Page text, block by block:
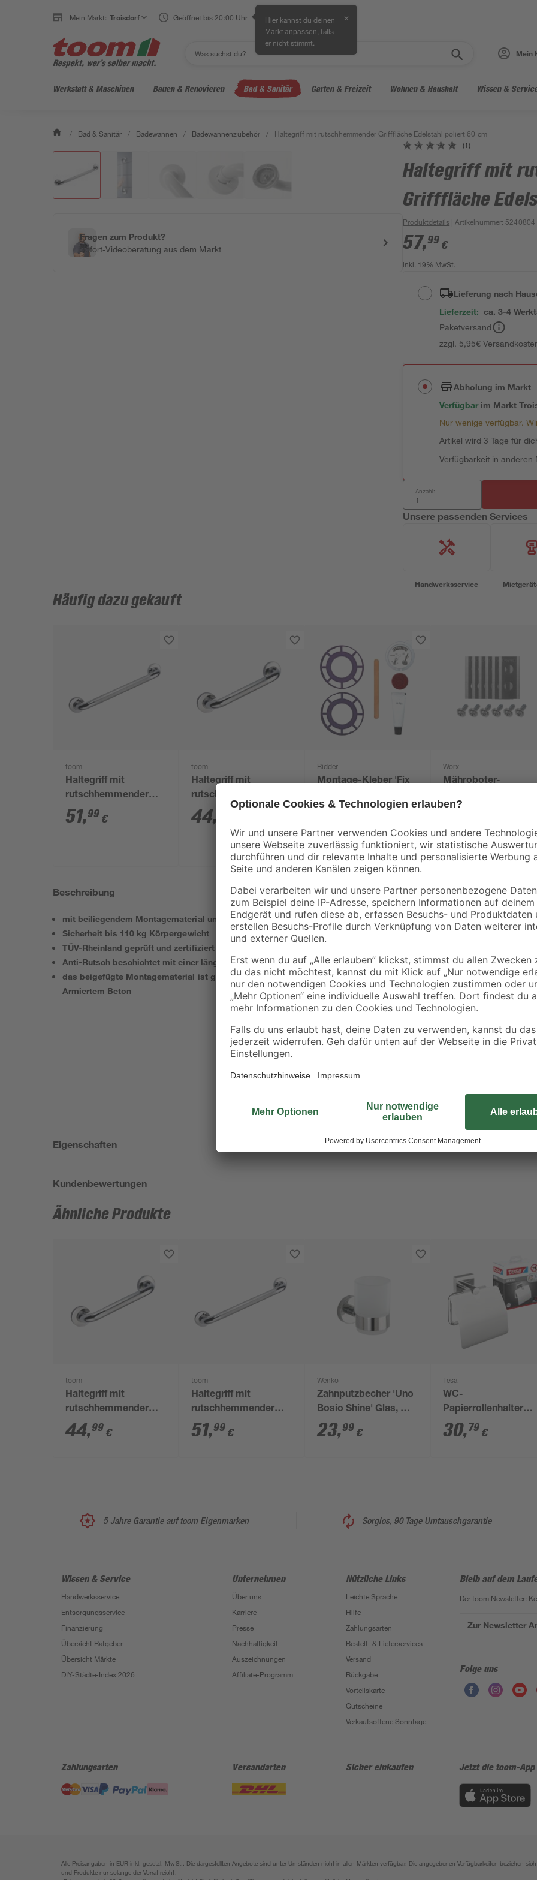
Mein Markt: Troisdorf Geöffnet bis 20:00 Uhr Hier kannst du deinen
Markt anpassen , falls
er nicht stimmt.
✕
Mein
Werkstatt & Maschinen Bauen & Renovieren Bad & Sanitär Garten & Freizeit Wohnen & Haushalt Wissen &
/ Bad & Sanitär / Badewannen / Badewannenzubehör / Haltegriff mit rutschhemmender Grifffläche Edelstahl poliert 60 cm
Fragen zum Produkt?
Sofort-Videoberatung aus dem Markt
(1)
Haltegriff mit
Grifffläche
Produktdetails | Artikelnummer: 5240804
57,99 €
inkl. 19% MwSt.
Lieferung nach
Lieferzeit: ca. 3-4
Paketversand
zzgl. 5,95€
Abholung im Markt
Verfügbar im Markt
Nur wenige verfügbar.
Artikel wird 3 Tage für
Verfügbarkeit in anderen
Anzahl:
Unsere passenden Services
Handwerksservice
Häufig dazu gekauft
toom
Haltegriff mit
rutschhemmender
Grifffläche Edelstahl
poliert bis 110 kg 45
51,99 €
toom
Haltegriff mit
rutschhemmender
Grifffläche Edelstahl
poliert 30 cm
44,
Ridder
Montage-Kleber 'Fix
ohne Bohren' weiß,
Worx
Mähroboter-
'Landroid' langlebig 6
Beschreibung
mit beiliegendem Montagematerial und Montageanleitung
Sicherheit bis 110 kg Körpergewicht
TÜV-Rheinland geprüft und zertifiziert
Anti-Rutsch beschichtet mit einer länge von 60 cm
das beigefügte Montagematerial ist geeignet für eine Befestigung an Vollziegel oder
Armiertem Beton
'Stets alles im Griff – mit den
setzen, denn dieser sichere und
schon vor dem Einstieg zu
dieser formschöne Wannengriff
„stilsicher". Die TÜV geprüfte
ergonomisch geformte und
sicheren Halt beim Ein- und
Material sorgt dafür, dass es kein
auf optische Aspekte wurde bei
Denn die Edelstahlschrauben
Wand, sie sind zudem nach der
RIDDER-Haltegriff mit
einfach und hygienisch zu
Montagehinweis: Das
Vollziegel M20 oder Armiertem
Befestigungstechnik
Eigenschaften
Kundenbewertungen
Ähnliche Produkte
toom
Haltegriff mit
rutschhemmender
Grifffläche Edelstahl
poliert 30 cm
44,99 €
toom
Haltegriff mit
rutschhemmender
Grifffläche Edelstahl
poliert bis 110 kg 45
51,99 €
Wenko
Zahnputzbecher 'Uno
Bosio Shine' Glas, mit
Halterung
23,99 €
Tesa
WC-
Papierrollenhalter
'Ekkro'
hochglanzverchromt
30,79 €
5 Jahre Garantie auf toom Eigenmarken Sorglos, 90 Tage Umtauschgarantie
Wissen & Service
Handwerksservice
Entsorgungsservice
Finanzierung
Übersicht Ratgeber
Übersicht Märkte
DIY-Städte-Index 2026
Unternehmen
Über uns
Karriere
Presse
Nachhaltigkeit
Auszeichnungen
Affiliate-Programm
Nützliche Links
Leichte Sprache
Hilfe
Zahlungsarten
Bestell- & Lieferservices
Versand
Rückgabe
Vorteilskarte
Gutscheine
Verkaufsoffene Sonntage
Bleib auf dem
Der toom Newsletter:
Zur Newsletter
Folge uns
Zahlungsarten Versandarten Sicher einkaufen Jetzt die toom-
Alle Preisangaben in EUR inkl. gesetzl. MwSt.. Die dargestellten Angebote sind unter Umständen nicht in allen Märkten verfügbar. Die angegebenen Verfügbarkeiten beziehen
und Produkte nur solange der Vorrat reicht.